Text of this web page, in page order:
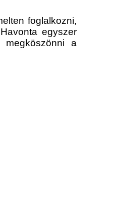
foglalkozni,
egyszer
megköszönni a